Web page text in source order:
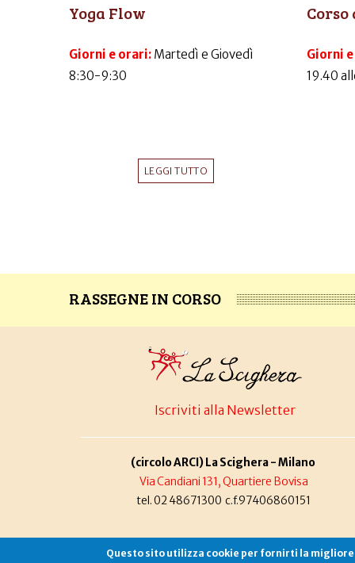
Yoga Flow
Giorni e orari: Martedì e Giovedì
8:30-9:30
LEGGI TUTTO
Giorni
19.40
RASSEGNE IN CORSO
Iscriviti alla Newsletter
(circolo ARCI) La Scighera - Milano
Via Candiani 131, Quartiere Bovisa
tel. 02 48671300 c.f.97406860151
Questo sito utilizza cookie per fornirti la